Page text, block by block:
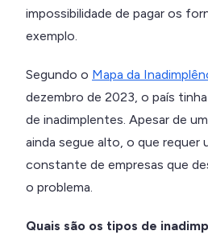
impossibilidade de pagar os
exemplo.
Segundo o Mapa da
dezembro de 2023, o país
de inadimplentes. Apesar de
ainda segue alto, o que requer
constante de empresas que
o problema.
Quais são os tipos de